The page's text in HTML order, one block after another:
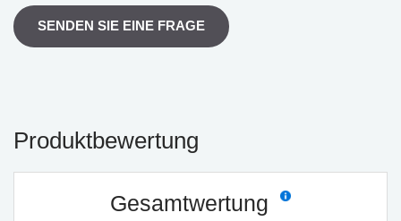
SENDEN SIE EINE FRAGE
Produktbewertung
Gesamtwertung